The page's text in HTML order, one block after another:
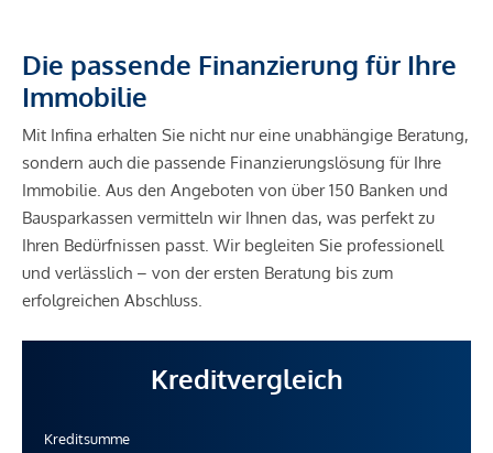
Die passende Finanzierung für Ihre
Immobilie
Mit Infina erhalten Sie nicht nur eine unabhängige Beratung,
sondern auch die passende Finanzierungslösung für Ihre
Immobilie. Aus den Angeboten von über 150 Banken und
Bausparkassen vermitteln wir Ihnen das, was perfekt zu
Ihren Bedürfnissen passt. Wir begleiten Sie professionell
und verlässlich – von der ersten Beratung bis zum
erfolgreichen Abschluss.
Kreditvergleich
Kreditsumme